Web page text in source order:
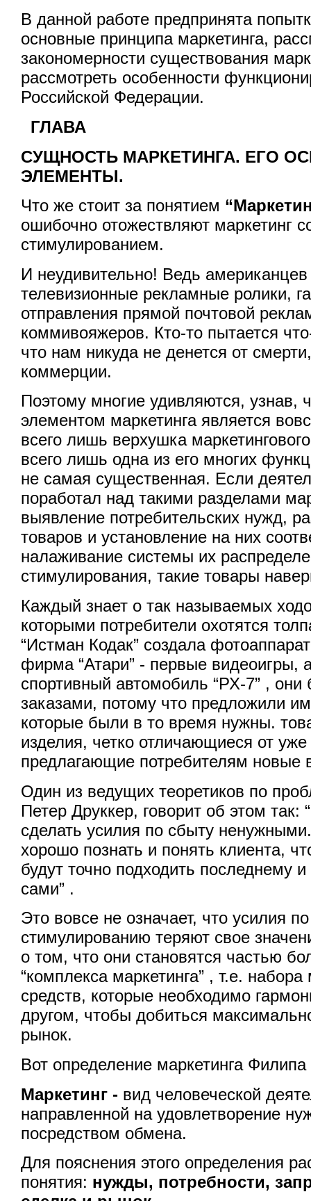
В данной работе предпринята
основные принципа маркетинга,
закономерности существования
рассмотреть особенности
Российской Федерации.
ГЛАВА
СУЩНОСТЬ МАРКЕТИНГА. ЕГО
ЭЛЕМЕНТЫ.
Что же стоит за понятием
ошибочно отожествляют маркетинг
стимулированием.
И неудивительно! Ведь
телевизионные рекламные ролики,
отправления прямой почтовой
коммивояжеров. Кто-то пытается
что нам никуда не денется от
коммерции.
Поэтому многие удивляются, узнав,
элементом маркетинга является
всего лишь верхушка
всего лишь одна из его многих
не самая существенная. Если
поработал над такими разделами
выявление потребительских нужд,
товаров и установление на них
налаживание системы их
стимулирования, такие товары
Каждый знает о так называемых
которыми потребители охотятся
“Истман Кодак” создала
фирма “Атари” - первые видеоигры,
спортивный автомобиль “РХ-7” ,
заказами, потому что предложили
которые были в то время нужны.
изделия, четко отличающиеся от
предлагающие потребителям новые
Один из ведущих теоретиков по
Петер Друккер, говорит об этом так:
сделать усилия по сбыту
хорошо познать и понять клиента,
будут точно подходить последнему
сами” .
Это вовсе не означает, что усилия
стимулированию теряют свое
о том, что они становятся частью
“комплекса маркетинга” , т.е.
средств, которые необходимо
другом, чтобы добиться
рынок.
Вот определение маркетинга Филипа
Маркетинг - вид человеческой
направленной на удовлетворение
посредством обмена.
Для пояснения этого определения
понятия: нужды, потребности,